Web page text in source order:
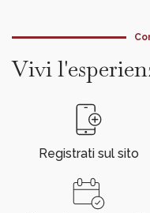
Vivi
Registrati sul sito